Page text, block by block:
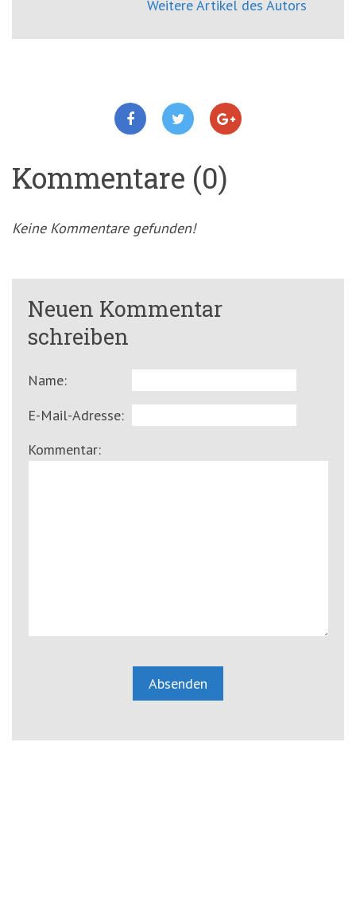
Weitere Artikel des Autors
Kommentare (0)
Keine Kommentare gefunden!
Neuen Kommentar
schreiben
Name:
E-Mail-Adresse:
Kommentar: